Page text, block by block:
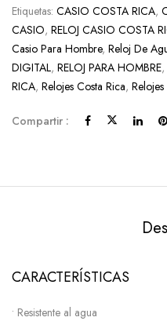
Etiquetas: CASIO COSTA RICA,
CASIO, RELOJ CASIO COSTA
Casio Para Hombre, Reloj De
DIGITAL, RELOJ PARA HOMBRE,
RICA, Relojes Costa Rica,
Compartir :
CARACTERÍSTICAS
• Resistente al agua